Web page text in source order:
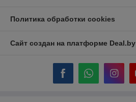
Политика обработки cookies
Сайт создан на платформе Deal.by